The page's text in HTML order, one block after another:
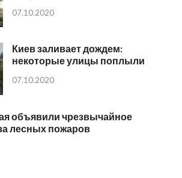
07.10.2020
Киев заливает дождем:
некоторые улицы поплыли
07.10.2020
объявили чрезвычайное
лесных пожаров